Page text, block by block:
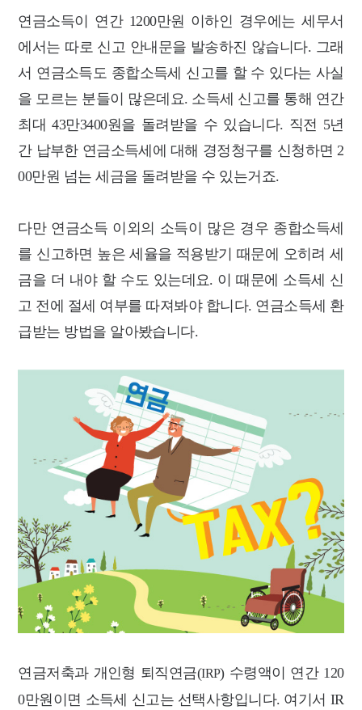
연금소득이 연간 1200만원 이하인 경우에는세무서
에서는 따로 신고 안내문을 발송하진 않습니다. 그래
서 연금소득도 종합소득세 신고를 할 수 있다는 사실
을 모르는 분들이 많은데요. 소득세 신고를 통해 연간
최대 43만3400원을 돌려받을 수 있습니다. 직전 5년
간 납부한 연금소득세에 대해 경정청구를 신청하면 2
00만원 넘는 세금을 돌려받을 수 있는거죠.
다만 연금소득 이외의 소득이 많은 경우 종합소득세
를 신고하면 높은 세율을 적용받기 때문에 오히려 세
금을 더 내야 할 수도 있는데요. 이 때문에 소득세 신
고 전에 절세 여부를 따져봐야 합니다. 연금소득세 환
급받는 방법을 알아봤습니다.
연금저축과 개인형 퇴직연금(IRP) 수령액이 연간 120
0만원이면 소득세 신고는 선택사항입니다. 여기서 IR